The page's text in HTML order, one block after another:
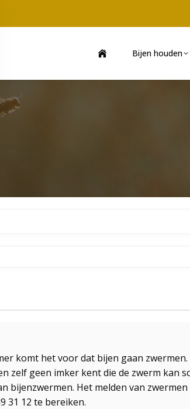
Bijen houden
komt het voor dat bijen gaan
zelf geen imker kent die de zwerm kan
bijenzwermen. Het melden van
31 12 te bereiken.